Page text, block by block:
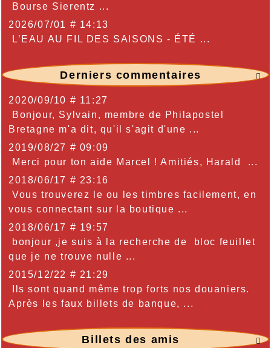
Bourse Sierentz ...
2026/07/01 # 14:13
L’EAU AU FIL DES SAISONS - ÉTÉ ...

Derniers commentaires
2020/09/10 # 11:27
Bonjour, Sylvain, membre de Philapostel
Bretagne m'a dit, qu'il s'agit d'une ...
2019/08/27 # 09:09
Merci pour ton aide Marcel ! Amitiés, Harald ...
2018/06/17 # 23:16
Vous trouverez le ou les timbres facilement, en
vous connectant sur la boutique ...
2018/06/17 # 19:57
bonjour ,je suis à la recherche de bloc feuillet
que je ne trouve nulle ...
2015/12/22 # 21:29
Ils sont quand même trop forts nos douaniers.
Après les faux billets de banque, ...

Billets des amis